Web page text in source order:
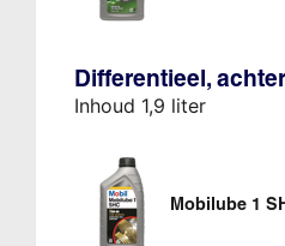
Differentieel, achter
Inhoud 1,9 liter
Mobilube 1